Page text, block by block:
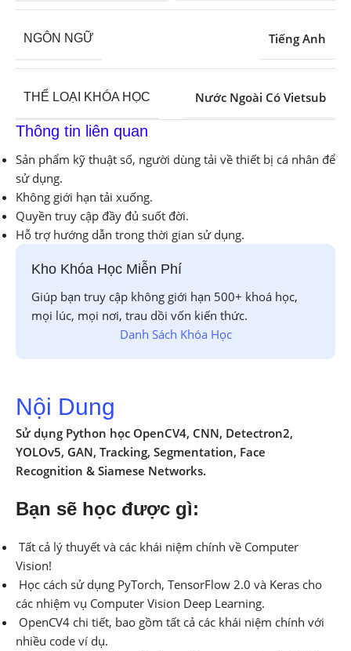
NGÔN NGỮ Tiếng Anh
THỂ LOẠI KHÓA HỌC Nước Ngoài Có Vietsub
Thông tin liên quan
Sản phẩm kỹ thuật số, người dùng tải về thiết bị cá nhân để
sử dụng.
Không giới hạn tải xuống.
Quyền truy cập đầy đủ suốt đời.
Hỗ trợ hướng dẫn trong thời gian sử dụng.
Kho Khóa Học Miễn Phí
Giúp bạn truy cập không giới hạn 500+ khoá học,
mọi lúc, mọi nơi, trau dồi vốn kiến thức.
Danh Sách Khóa Học
Nội Dung
Sử dụng Python học OpenCV4, CNN, Detectron2,
YOLOv5, GAN, Tracking, Segmentation, Face
Recognition & Siamese Networks.
Bạn sẽ học được gì:
Tất cả lý thuyết và các khái niệm chính về Computer
Vision!
Học cách sử dụng PyTorch, TensorFlow 2.0 và Keras cho
các nhiệm vụ Computer Vision Deep Learning.
OpenCV4 chi tiết, bao gồm tất cả các khái niệm chính với
nhiều code ví dụ.